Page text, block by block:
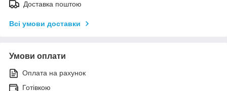
Доставка поштою
Всі умови доставки
Умови оплати
Оплата на рахунок
Готівкою